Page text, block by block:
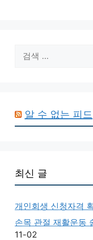
색:
알 수 없는 피드
최신 글
개인회생 신청자격
손목 관절 재활운동
11-02